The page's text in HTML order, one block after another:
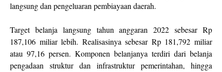
langsung dan pengeluaran pembiayaan daerah.
Target belanja langsung tahun anggaran 2022 sebesar Rp
187,106 miliar lebih. Realisasinya sebesar Rp 181,792 miliar
atau 97,16 persen. Komponen belanjanya terdiri dari belanja
pengadaan struktur dan infrastruktur pemerintahan, hingga